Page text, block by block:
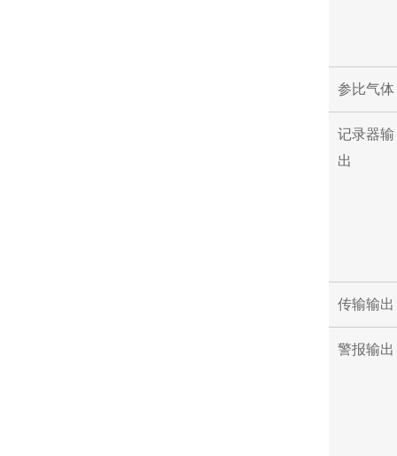
参比气体
记录器输
出
传输输出
警报输出